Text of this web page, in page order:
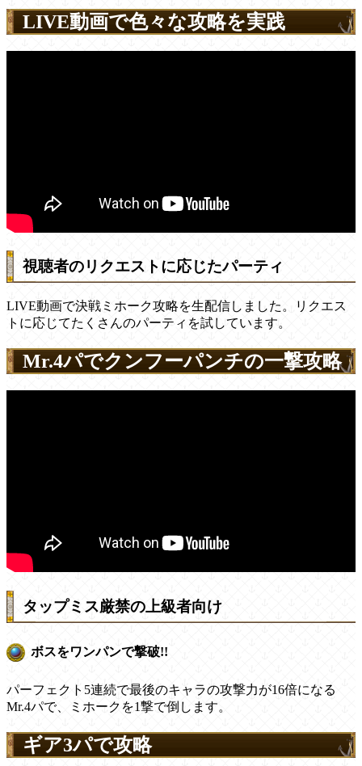
LIVE動画で色々な攻略を実践
視聴者のリクエストに応じたパーティ
LIVE動画で決戦ミホーク攻略を生配信しました。リクエス
トに応じてたくさんのパーティを試しています。
Mr.4パでクンフーパンチの一撃攻略
タップミス厳禁の上級者向け
ボスをワンパンで撃破!!
パーフェクト5連続で最後のキャラの攻撃力が16倍になる
Mr.4パで、ミホークを1撃で倒します。
ギア3パで攻略